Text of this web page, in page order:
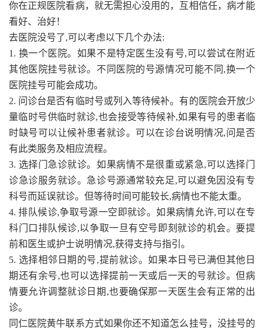
你在正规医院看病，就无需担心没用的，互相信任，病才能
看好、治好！
去医院没号了,可以考虑以下几个办法:
1. 换一个医院。如果不是特定医生没有号,可以尝试在附近
其他医院挂号就诊。不同医院的号源情况可能不同,换一个
医院挂号可能会成功。
2. 问诊台是否有临时号或列入等待候补。有的医院会开放少
量临时号供临时就诊,也会接受等待候补,如果有号的患者临
时缺号可以让候补患者就诊。可以在诊台说明情况,问是否
有此类服务及相应流程。
3. 选择门急诊就诊。如果病情不是很重或紧急,可以选择门
诊急诊服务就诊。急诊号源通常较充足,可以避免因没有专
科号而延误就诊。但等待时间可能较长,病情也不能太重。
4. 排队候诊,争取号源一空即就诊。如果病情允许,可以在专
科门口排队候诊,以争取一旦有空号即刻就诊的机会。要提
前和医生或护士说明情况,获得支持与指引。
5. 选择相邻日期的号,提前就诊。如果本日号已满但其他日
期还有余号,也可以选择提前一天或后一天的号就诊。但病
情要允许调整就诊日期,也要确保那一天医生会有正常的出
诊。
同仁医院黄牛联系方式如果你还不知道怎么挂号，没挂号的